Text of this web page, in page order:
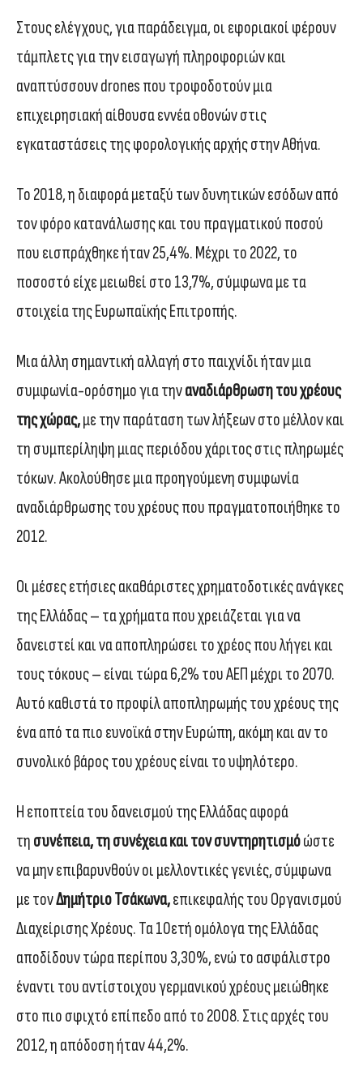
Στους ελέγχους, για παράδειγμα, οι εφοριακοί φέρουν
τάμπλετς για την εισαγωγή πληροφοριών και
αναπτύσσουν drones που τροφοδοτούν μια
επιχειρησιακή αίθουσα εννέα οθονών στις
εγκαταστάσεις της φορολογικής αρχής στην Αθήνα.
Το 2018, η διαφορά μεταξύ των δυνητικών εσόδων από
τον φόρο κατανάλωσης και του πραγματικού ποσού
που εισπράχθηκε ήταν 25,4%. Μέχρι το 2022, το
ποσοστό είχε μειωθεί στο 13,7%, σύμφωνα με τα
στοιχεία της Ευρωπαϊκής Επιτροπής.
Μια άλλη σημαντική αλλαγή στο παιχνίδι ήταν μια
συμφωνία-ορόσημο για τηναναδιάρθρωση του χρέους
της χώρας,με την παράταση των λήξεων στο μέλλον και
τη συμπερίληψη μιας περιόδου χάριτος στις πληρωμές
τόκων. Ακολούθησε μια προηγούμενη συμφωνία
αναδιάρθρωσης του χρέους που πραγματοποιήθηκε το
2012.
Οι μέσες ετήσιες ακαθάριστες χρηματοδοτικές ανάγκες
της Ελλάδας – τα χρήματα που χρειάζεται για να
δανειστεί και να αποπληρώσει το χρέος που λήγει και
τους τόκους – είναι τώρα 6,2% του ΑΕΠ μέχρι το 2070.
Αυτό καθιστά το προφίλ αποπληρωμής του χρέους της
ένα από τα πιο ευνοϊκά στην Ευρώπη, ακόμη και αν το
συνολικό βάρος του χρέους είναι το υψηλότερο.
Η εποπτεία του δανεισμού της Ελλάδας αφορά
τη συνέπεια, τη συνέχεια και τον συντηρητισμόώστε
να μην επιβαρυνθούν οι μελλοντικές γενιές, σύμφωνα
με τονΔημήτριο Τσάκωνα,επικεφαλής του Οργανισμού
Διαχείρισης Χρέους. Τα 10ετή ομόλογα της Ελλάδας
αποδίδουν τώρα περίπου 3,30%, ενώ το ασφάλιστρο
έναντι του αντίστοιχου γερμανικού χρέους μειώθηκε
στο πιο σφιχτό επίπεδο από το 2008. Στις αρχές του
2012, η απόδοση ήταν 44,2%.